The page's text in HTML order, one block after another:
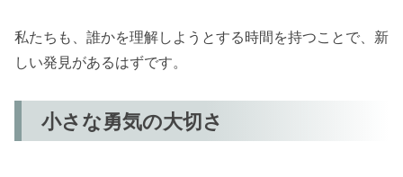
私たちも、誰かを理解しようとする時間を持つことで、新
しい発見があるはずです。
小さな勇気の大切さ